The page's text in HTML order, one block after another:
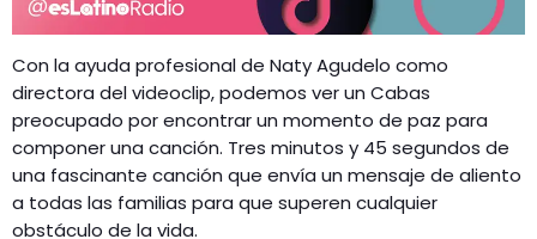
Con la ayuda profesional de Naty Agudelo como
directora del videoclip, podemos ver un Cabas
preocupado por encontrar un momento de paz para
componer una canción. Tres minutos y 45 segundos de
una fascinante canción que envía un mensaje de aliento
a todas las familias para que superen cualquier
obstáculo de la vida.